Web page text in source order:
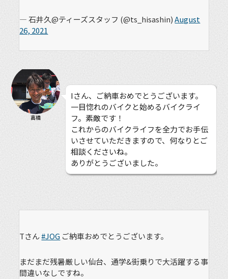
— 石井久@ティーズスタッフ (@ts_hisashin)August
26, 2021
高橋
Iさん、ご納車おめでとうございます。
一目惚れのバイクと始めるバイクライ
フ。素敵です！
これからのバイクライフを全力でお手伝
いさせていただきますので、何なりとご
相談くださいね。
ありがとうございました。
Tさん#JOG ご納車おめでとうございます。
まだまだ残暑厳しい仙台、通学&街乗りで大活躍する事
間違いなしですね。